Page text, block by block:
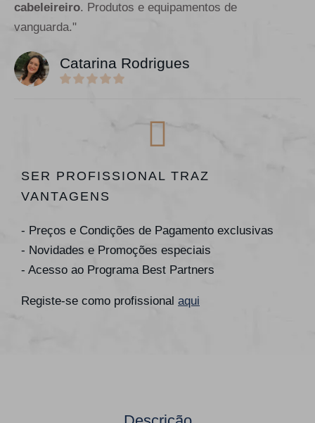
cabeleireiro. Produtos e equipamentos de
vanguarda."
Catarina Rodrigues
SER PROFISSIONAL TRAZ
VANTAGENS
- Preços e Condições de Pagamento exclusivas
- Novidades e Promoções especiais
- Acesso ao Programa Best Partners
Registe-se como profissional aqui